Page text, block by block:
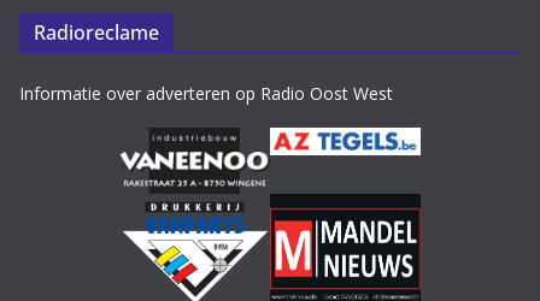
Radioreclame
Informatie over adverteren op Radio Oost West